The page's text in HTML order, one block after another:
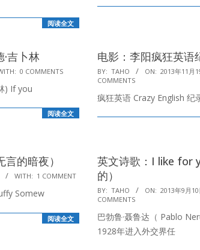
阅读全文
20
吉卜林
0 COMMENTS
) If you
阅读全文
电影：李阳疯狂英
2013-
11-
19
BY: TAHO ON: 2013年11月
COMMENTS
疯狂英语 Crazy English 纪
的暗夜）
WITH: 1 COMMENT
Somew
阅读全文
英文诗歌：I like for
的）
2013-
09-
10
BY: TAHO ON: 2013年9月10
COMMENTS
巴勃鲁·聂鲁达（ Pablo
1928年进入外交界任